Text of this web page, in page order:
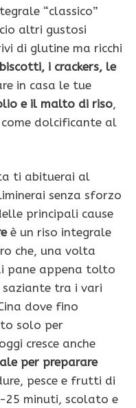
“classico”
altri gustosi
di glutine ma ricchi
i crackers, le
in casa le tue
e il malto di riso,
dolcificante al
ti abituerai al
senza sforzo
principali cause
è un riso integrale
che, una volta
pane appena tolto
tra i vari
dove fino
solo per
cre­sce anche
per preparare
pesce e frutti di
25 minu­ti, scolato e